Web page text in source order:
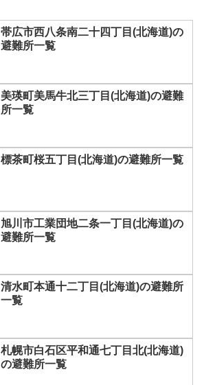
帯広市西八条南二十四丁目(北海道)の
避難所一覧
美瑛町美馬牛北三丁目(北海道)の避難
所一覧
標茶町桜五丁目(北海道)の避難所一覧
旭川市工業団地二条一丁目(北海道)の
避難所一覧
清水町本通十二丁目(北海道)の避難所
一覧
札幌市白石区平和通七丁目北(北海道)
の避難所一覧